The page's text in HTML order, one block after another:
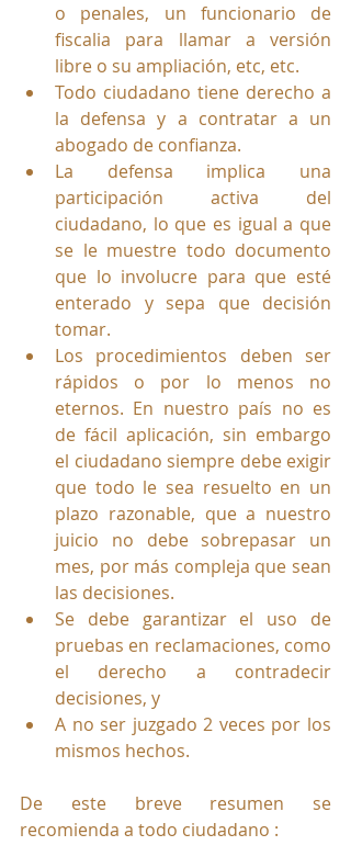
o penales, un funcionario de
fiscalia para llamar a versión
libre o su ampliación, etc, etc.
Todo ciudadano tiene derecho a
la defensa y a contratar a un
abogado de confianza.
La defensa implica una
participación activa del
ciudadano, lo que es igual a que
se le muestre todo documento
que lo involucre para que esté
enterado y sepa que decisión
tomar.
Los procedimientos deben ser
rápidos o por lo menos no
eternos. En nuestro país no es
de fácil aplicación, sin embargo
el ciudadano siempre debe exigir
que todo le sea resuelto en un
plazo razonable, que a nuestro
juicio no debe sobrepasar un
mes, por más compleja que sean
las decisiones.
Se debe garantizar el uso de
pruebas en reclamaciones, como
el derecho a contradecir
decisiones, y
A no ser juzgado 2 veces por los
mismos hechos.
De este breve resumen se
recomienda a todo ciudadano :